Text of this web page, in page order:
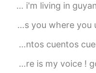
I'm going to ask
as you guys know that i am from
Common English Expression 👉To hang
Spanish tongue twister Cuando cuentes
since some of you have not heard my